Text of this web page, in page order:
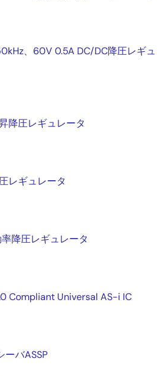
、60V 0.5A DC/DC降圧レギ
降圧レギュレータ
レギュレータ
降圧レギュレータ
Compliant Universal AS-i IC
バASSP